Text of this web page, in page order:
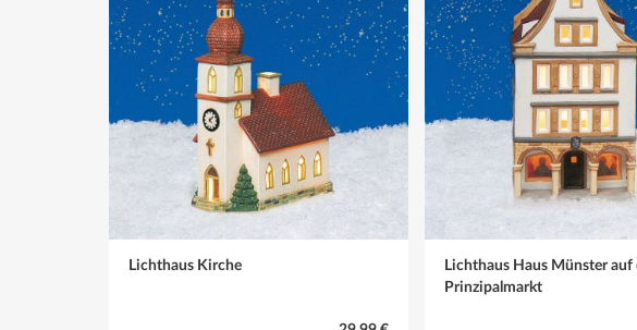
Lichthaus Kirche
Lichthaus Haus Münster auf
Prinzipalmarkt